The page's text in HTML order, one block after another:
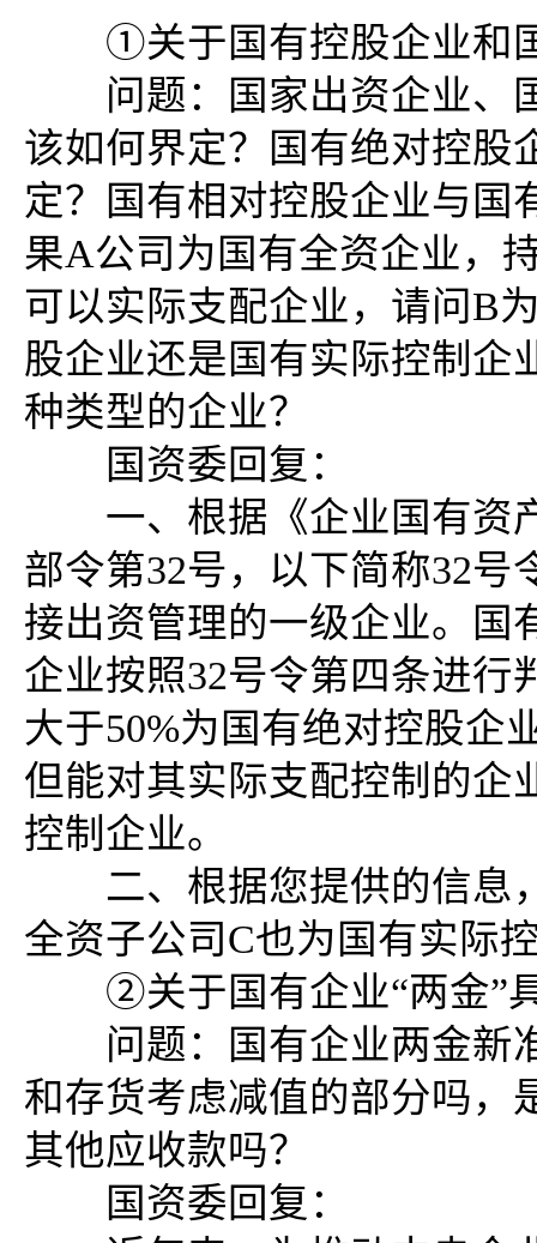
①关于国有控股企业和国
问题：国家出资企业、
该如何界定？国有绝对控股
定？国有相对控股企业与国
果A公司为国有全资企业，
可以实际支配企业，请问B
股企业还是国有实际控制企
种类型的企业？
国资委回复：
一、根据《企业国有资
部令第32号，以下简称32
接出资管理的一级企业。国
企业按照32号令第四条进行
大于50%为国有绝对控股企
但能对其实际支配控制的企
控制企业。
二、根据您提供的信息
全资子公司C也为国有实际
②关于国有企业“两金”
问题：国有企业两金新
和存货考虑减值的部分吗，
其他应收款吗？
国资委回复：